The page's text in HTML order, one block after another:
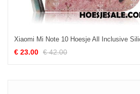
€ 23.00 € 42.00